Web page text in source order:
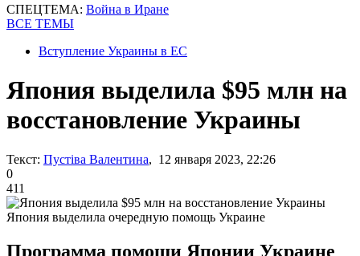
СПЕЦТЕМА: Война в Иране
ВСЕ ТЕМЫ
Вступление Украины в ЕС
Япония выделила $95 млн на
восстановление Украины
Текст: Пустіва Валентина, 12 января 2023, 22:26
0
411
Япония выделила очередную помощь Украине
Программа помощи Японии Украине